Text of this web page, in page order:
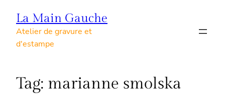
Skip
content
La Main Gauche
Atelier de gravure et
d'estampe
Tag: marianne smolska